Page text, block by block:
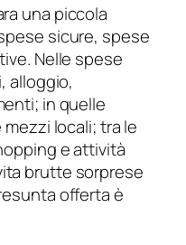
una piccola
sicure, spese
Nelle spese
alloggio,
in quelle
locali; tra le
e attività
brutte sorprese
offerta è